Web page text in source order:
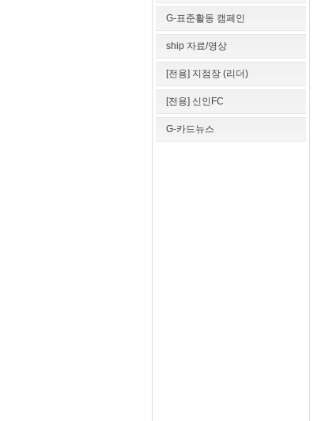
G-표준활동 캠페인
ship 자료/영상
[전용] 지점장 (리더)
[전용] 신인FC
G-카드뉴스